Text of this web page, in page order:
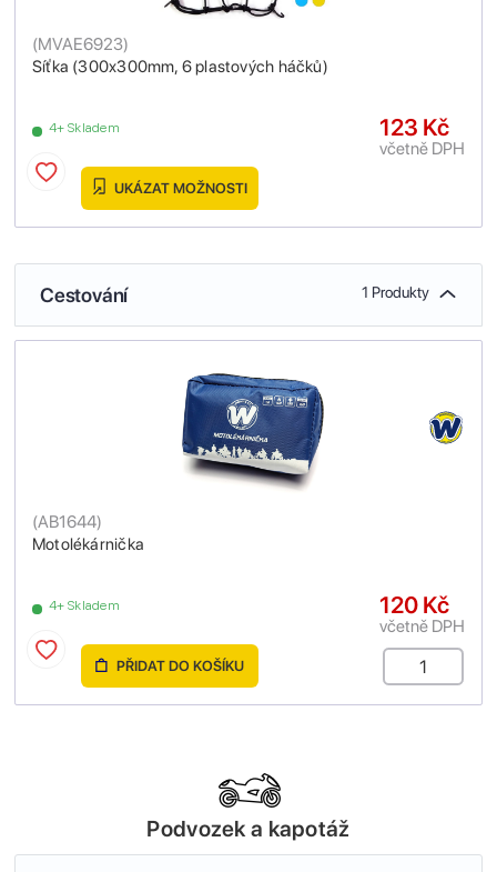
Síťka (300x300mm, 6 plastových háčků)
(MVAE6923)
4+ Skladem 123 Kč
včetně DPH
UKÁZAT MOŽNOSTI
Cestování 1 Produkty
Motolékárnička
(AB1644)
4+ Skladem 120 Kč
včetně DPH
PŘIDAT DO KOŠÍKU
Podvozek a kapotáž